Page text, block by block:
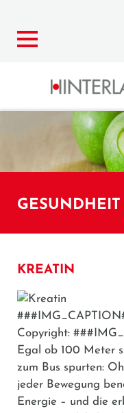
KREATIN
Copyright:
Egal ob 100 Meter
zum Bus spurten:
jeder Bewegung
Energie – und die